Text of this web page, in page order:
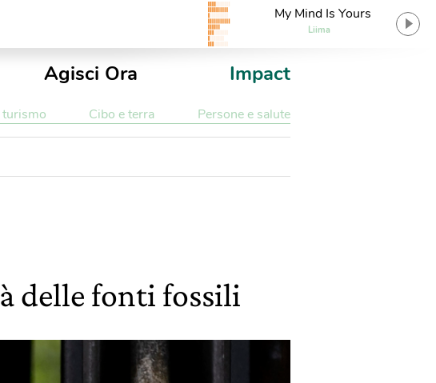
My Mind Is Yours
Liima
Agisci Ora Impact
Cibo e terra Persone e salute
delle fonti fossili